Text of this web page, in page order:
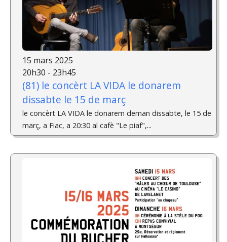
15 mars 2025
20h30 - 23h45
(81) le concèrt LA VIDA le donarem
dissabte le 15 de març
le concèrt LA VIDA le donarem deman dissabte, le 15 de
març, a Fiac, a 20:30 al cafè "Le piaf",...